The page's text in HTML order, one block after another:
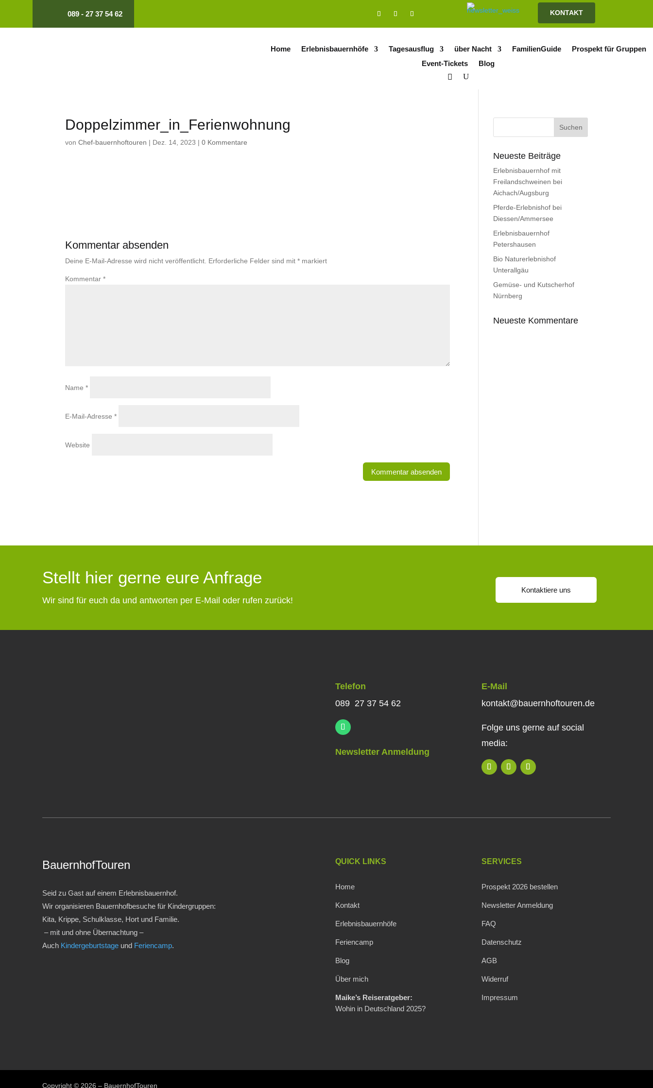
089 - 27 37 54 62 KONTAKT
Home Erlebnisbauernhöfe Tagesausflug über Nacht FamilienGuide
Prospekt für Gruppen
Event-Tickets
Blog
Doppelzimmer_in_Ferienwohnung
vonChef-bauernhoftouren | Dez. 14, 2023 |0 Kommentare
Kommentar absenden
Deine E-Mail-Adresse wird nicht veröffentlicht. Erforderliche Felder sind mit* markiert
Kommentar*
Name*
E-Mail-Adresse*
Website
Neueste Beiträge
Erlebnisbauernhof mit
Freilandschweinen bei
Aichach/Augsburg
Pferde-Erlebnishof bei
Diessen/Ammersee
Erlebnisbauernhof
Petershausen
Bio Naturerlebnishof
Unterallgäu
Gemüse- und Kutscherhof
Nürnberg
Neueste Kommentare
Stellt hier gerne eure Anfrage
Wir sind für euch da und antworten per E-Mail oder rufen zurück!
Kontaktiere uns
Telefon
089 27 37 54 62
Newsletter Anmeldung
E-Mail
kontakt@bauernhoftouren.de
Folge uns gerne auf social
media:
BauernhofTouren
Seid zu Gast auf einem Erlebnisbauernhof.
Wir organisieren Bauernhofbesuche für Kindergruppen:
Kita, Krippe, Schulklasse, Hort und Familie.
– mit und ohne Übernachtung –
Auch Kindergeburtstage und Feriencamp.
QUICK LINKS
Home
Kontakt
Erlebnisbauernhöfe
Feriencamp
Blog
Über mich
Maike’s Reiseratgeber:
Wohin in Deutschland 2025?
SERVICES
Prospekt 2026 bestellen
Newsletter Anmeldung
FAQ
Datenschutz
AGB
Widerruf
Impressum
Copyright © 2026 – BauernhofTouren